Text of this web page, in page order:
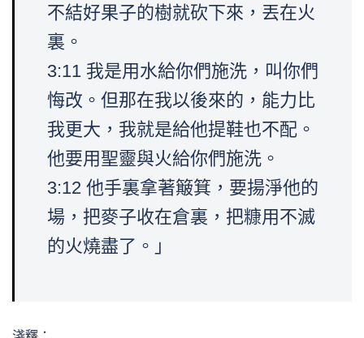
不結好果子的樹就砍下來，丟在火
裏。
3:11 我是用水給你們施洗，叫你們
悔改。但那在我以後來的，能力比
我更大，我就是給他提鞋也不配。
他要用聖靈與火給你們施洗。
3:12 他手裏拿著簸箕，要揚淨他的
場，把麥子收在倉裏，把糠用不滅
的火燒盡了。」